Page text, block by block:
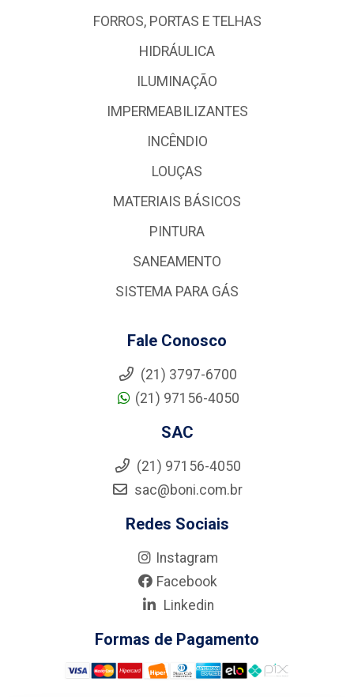
FORROS, PORTAS E TELHAS
HIDRÁULICA
ILUMINAÇÃO
IMPERMEABILIZANTES
INCÊNDIO
LOUÇAS
MATERIAIS BÁSICOS
PINTURA
SANEAMENTO
SISTEMA PARA GÁS
Fale Conosco
(21) 3797-6700
(21) 97156-4050
SAC
(21) 97156-4050
sac@boni.com.br
Redes Sociais
Instagram
Facebook
Linkedin
Formas de Pagamento